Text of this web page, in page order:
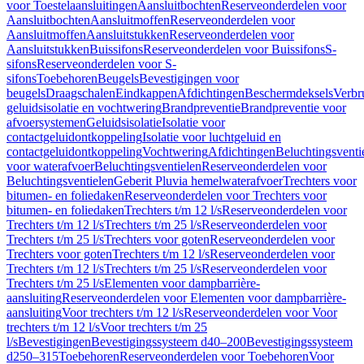
voor ToestelaansluitingenAansluitbochtenReserveonderdelen voor
AansluitbochtenAansluitmoffenReserveonderdelen voor
AansluitmoffenAansluitstukkenReserveonderdelen voor
AansluitstukkenBuissifonsReserveonderdelen voor BuissifonsS-
sifonsReserveonderdelen voor S-
sifonsToebehorenBeugelsBevestigingen voor
beugelsDraagschalenEindkappenAfdichtingenBeschermdeksels
geluidsisolatie en vochtweringBrandpreventieBrandpreventie voor
afvoersystemenGeluidsisolatieIsolatie voor
contactgeluidontkoppelingIsolatie voor luchtgeluid en
contactgeluidontkoppelingVochtweringAfdichtingen
voor waterafvoerBeluchtingsventielenReserveonderdelen voor
BeluchtingsventielenGeberit Pluvia hemelwaterafvoerTrechters voor
bitumen- en foliedakenReserveonderdelen voor Trechters voor
bitumen- en foliedakenTrechters t/m 12 l/sReserveonderdelen voor
Trechters t/m 12 l/sTrechters t/m 25 l/sReserveonderdelen voor
Trechters t/m 25 l/sTrechters voor gotenReserveonderdelen voor
Trechters voor gotenTrechters t/m 12 l/sReserveonderdelen voor
Trechters t/m 12 l/sTrechters t/m 25 l/sReserveonderdelen voor
Trechters t/m 25 l/sElementen voor dampbarrière-
aansluitingReserveonderdelen voor Elementen voor dampbarrière-
aansluitingVoor trechters t/m 12 l/sReserveonderdelen voor Voor
trechters t/m 12 l/sVoor trechters t/m 25
l/sBevestigingenBevestigingssysteem d40–200Bevestigingssysteem
d250–315ToebehorenReserveonderdelen voor ToebehorenVoor